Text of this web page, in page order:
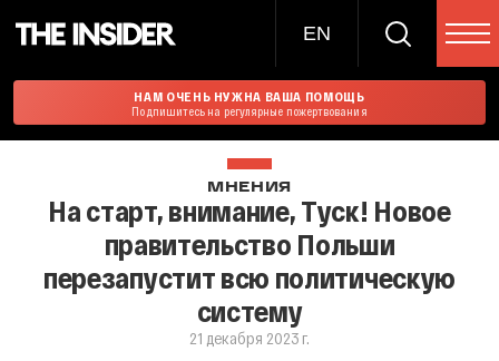
EN
НАМ ОЧЕНЬ НУЖНА ВАША ПОМОЩЬ
Подпишитесь на регулярные пожертвования
МНЕНИЯ
На старт, внимание, Туск! Новое
правительство Польши
перезапустит всю политическую
систему
21 декабря 2023 г.